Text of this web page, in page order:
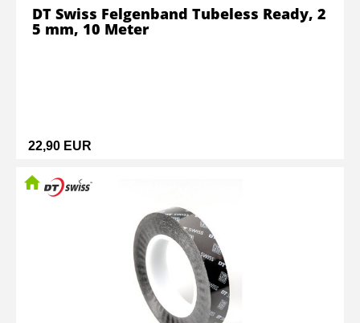
22,90 EUR
DT Swiss Felgenband Tubeless Ready, 2
5 mm, 10 Meter